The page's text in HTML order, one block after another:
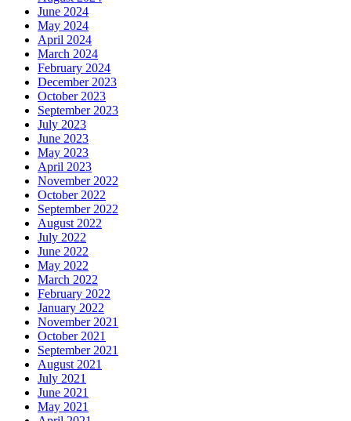
June 2024
May 2024
April 2024
March 2024
February 2024
December 2023
October 2023
September 2023
July 2023
June 2023
May 2023
April 2023
November 2022
October 2022
September 2022
August 2022
July 2022
June 2022
May 2022
March 2022
February 2022
January 2022
November 2021
October 2021
September 2021
August 2021
July 2021
June 2021
May 2021